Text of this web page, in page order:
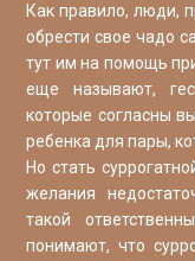
Как правило, люди,
обрести свое чадо
тут им на помощь
еще называют,
которые согласны
ребенка для пары,
Но стать
желания
такой
понимают, что